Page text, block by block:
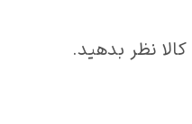
نظر بدهید.